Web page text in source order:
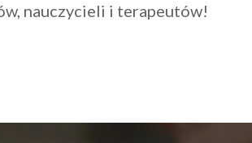
nauczycieli i terapeutów!